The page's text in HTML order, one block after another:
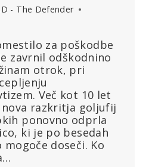
- The Defender
za poškodbe
zavrnil odškodnino
otrok, pri
Več kot 10 let
razkritja goljufij
ponovno odprla
ki je po besedah
doseči. Ko